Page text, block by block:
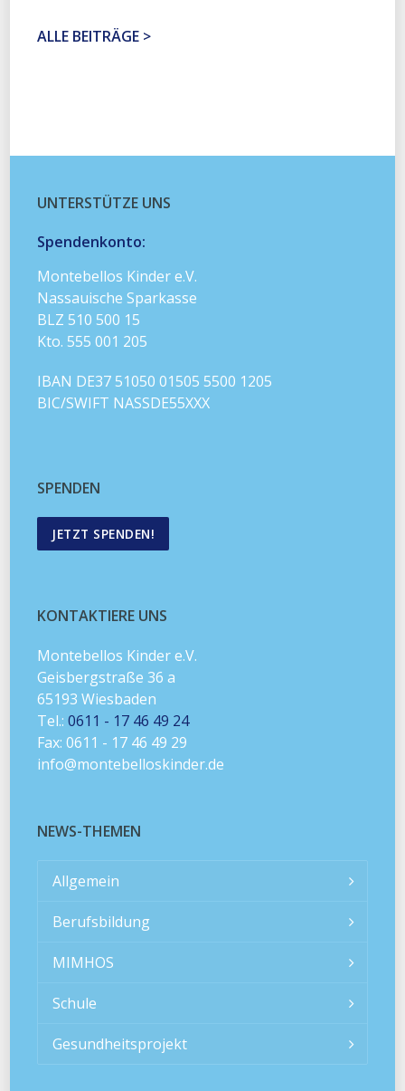
ALLE BEITRÄGE >
UNTERSTÜTZE UNS
Spendenkonto:
Montebellos Kinder e.V.
Nassauische Sparkasse
BLZ 510 500 15
Kto. 555 001 205
IBAN DE37 51050 01505 5500 1205
BIC/SWIFT NASSDE55XXX
SPENDEN
JETZT SPENDEN!
KONTAKTIERE UNS
Montebellos Kinder e.V.
Geisbergstraße 36 a
65193 Wiesbaden
Tel.:0611 - 17 46 49 24
Fax: 0611 - 17 46 49 29
info@montebelloskinder.de
NEWS-THEMEN
Allgemein
Berufsbildung
MIMHOS
Schule
Gesundheitsprojekt